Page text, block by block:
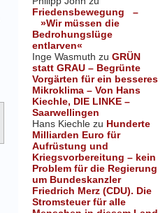
Friedensbewegung –
»Wir müssen die
Bedrohungslüge
entlarven«
Inge Wasmuth zu GRÜN
statt GRAU – Begrünte
Vorgärten für ein besseres
Mikroklima – Von Hans
Kiechle, DIE LINKE –
Saarwellingen
Hans Kiechle zu Hunderte
Milliarden Euro für
Aufrüstung und
Kriegsvorbereitung – kein
Problem für die Regierung
um Bundeskanzler
Friedrich Merz (CDU). Die
Stromsteuer für alle